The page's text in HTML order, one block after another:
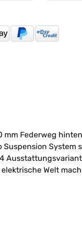
Federweg
System
Welt